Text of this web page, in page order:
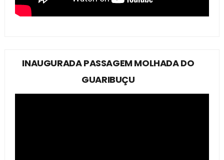
INAUGURADA PASSAGEM MOLHADA DO
GUARIBUÇU